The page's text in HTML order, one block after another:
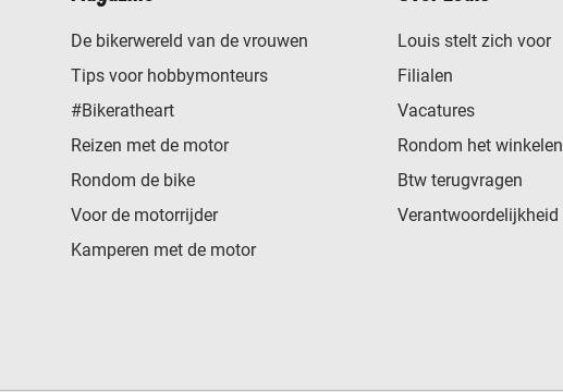
De bikerwereld van de vrouwen
Tips voor hobbymonteurs
#Bikeratheart
Reizen met de motor
Rondom de bike
Voor de motorrijder
Kamperen met de motor
Louis stelt zich voor
Filialen
Vacatures
Rondom het winkelen
Btw terugvragen
Verantwoordelijkheid